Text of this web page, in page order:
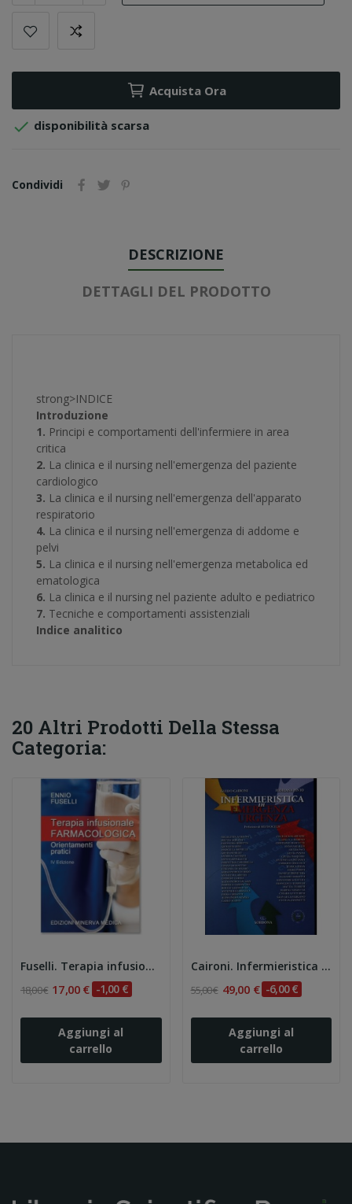
Acquista Ora
 disponibilità scarsa
Condividi
DESCRIZIONE
DETTAGLI DEL PRODOTTO
strong>INDICE
Introduzione
1. Principi e comportamenti dell'infermiere in area
critica
2. La clinica e il nursing nell'emergenza del paziente
cardiologico
3. La clinica e il nursing nell'emergenza dell'apparato
respiratorio
4. La clinica e il nursing nell'emergenza di addome e
pelvi
5. La clinica e il nursing nell'emergenza metabolica ed
ematologica
6. La clinica e il nursing nel paziente adulto e pediatrico
7. Tecniche e comportamenti assistenziali
Indice analitico
20 Altri Prodotti Della Stessa
Categoria:
Fuselli. Terapia infusionale farmacologica....
18,00 € 17,00 € -1,00 €
Aggiungi al
carrello
Caironi. Infermieristica in emergenza urgenza
55,00 € 49,00 € -6,00 €
Aggiungi al
carrello